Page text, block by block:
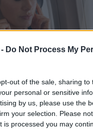
Do Not Process My
out of the sale, sharing to
personal or sensitive
by us, please use the
your selection. Please
is processed you may
για να τα